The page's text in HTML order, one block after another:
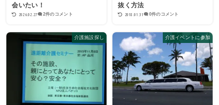
会いたい！
2026.02.27 2件のコメント
抜く方法
2018.01.31 0件のコメント
介護施設探し 介護イベントに参加